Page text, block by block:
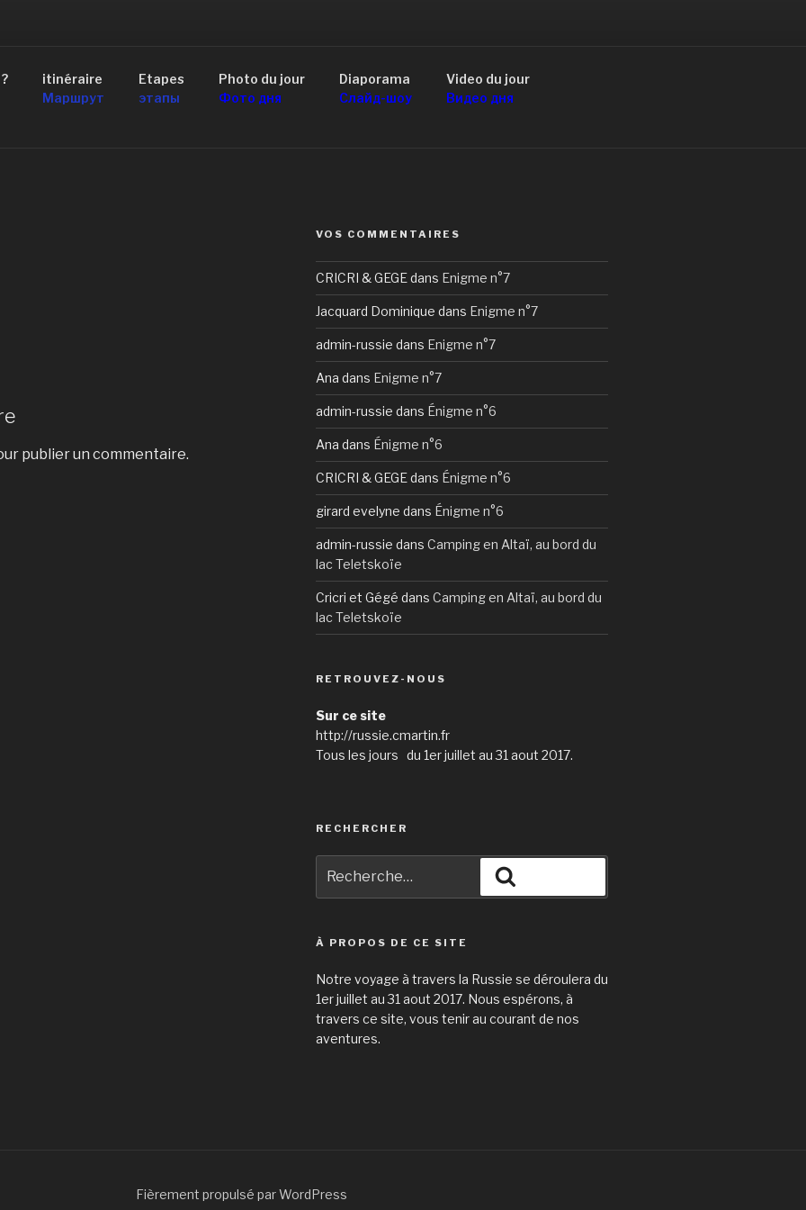
4×4 RUSSIE
au Lac Baïkal
itinéraire
Маршрут
Etapes
этапы
Photo du jour
Фото дня
Diaporama
Слайд-шоу
Video du jour
Видео дня
publier un commentaire.
VOS COMMENTAIRES
CRICRI & GEGEdans Enigme n°7
Jacquard Dominique dans Enigme n°7
admin-russie dans Enigme n°7
Ana dans Enigme n°7
admin-russie dans Énigme n°6
Ana dans Énigme n°6
CRICRI & GEGEdans Énigme n°6
girard evelyne dans Énigme n°6
admin-russie dans Camping en Altaï, au bord du
lac Teletskoïe
Cricri et Gégé dans Camping en Altaï, au bord du
lac Teletskoïe
RETROUVEZ-NOUS
Sur ce site
http://russie.cmartin.fr
Tous les jours du 1er juillet au 31 aout 2017.
RECHERCHER
pour
:
À PROPOS DE CE SITE
Notre voyage à travers la Russie se déroulera du
1er juillet au 31 aout 2017. Nous espérons, à
travers ce site, vous tenir au courant de nos
aventures.
Fièrement propulsé par WordPress